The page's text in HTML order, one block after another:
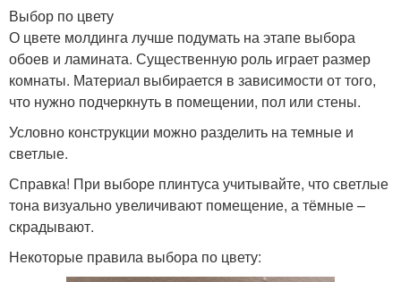
Выбор по цвету
О цвете молдинга лучше подумать на этапе выбора
обоев и ламината. Существенную роль играет размер
комнаты. Материал выбирается в зависимости от того,
что нужно подчеркнуть в помещении, пол или стены.
Условно конструкции можно разделить на темные и
светлые.
Справка! При выборе плинтуса учитывайте, что светлые
тона визуально увеличивают помещение, а тёмные –
скрадывают.
Некоторые правила выбора по цвету: